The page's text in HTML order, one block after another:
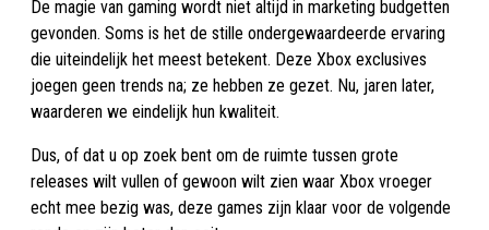
De magie van gaming wordt niet altijd in marketing budgetten
gevonden. Soms is het de stille ondergewaardeerde ervaring
die uiteindelijk het meest betekent. Deze Xbox exclusives
joegen geen trends na; ze hebben ze gezet. Nu, jaren later,
waarderen we eindelijk hun kwaliteit.
Dus, of dat u op zoek bent om de ruimte tussen grote
releases wilt vullen of gewoon wilt zien waar Xbox vroeger
echt mee bezig was, deze games zijn klaar voor de volgende